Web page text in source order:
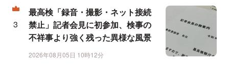
最高検「録音・撮影・ネット接続
禁止」記者会見に初参加、検事の
不祥事より強く残った異様な風景
2026年08月05日 10時12分